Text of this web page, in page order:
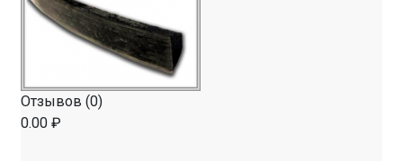
Отзывов (0)
0.00 ₽